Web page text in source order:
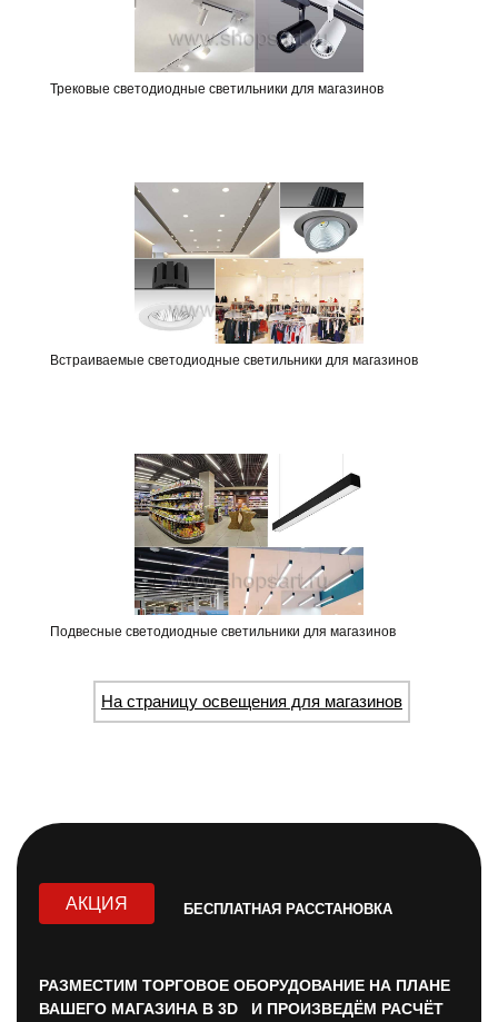
Трековые светодиодные светильники для магазинов
Встраиваемые светодиодные светильники для магазинов
Подвесные светодиодные светильники для магазинов
На страницу освещения для магазинов
АКЦИЯ БЕСПЛАТНАЯ РАССТАНОВКА
РАЗМЕСТИМ ТОРГОВОЕ ОБОРУДОВАНИЕ НА ПЛАНЕ
ВАШЕГО МАГАЗИНА В 3D И ПРОИЗВЕДЁМ РАСЧЁТ